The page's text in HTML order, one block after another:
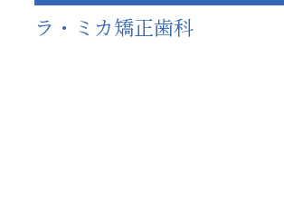
ラ・ミカ矯正歯科